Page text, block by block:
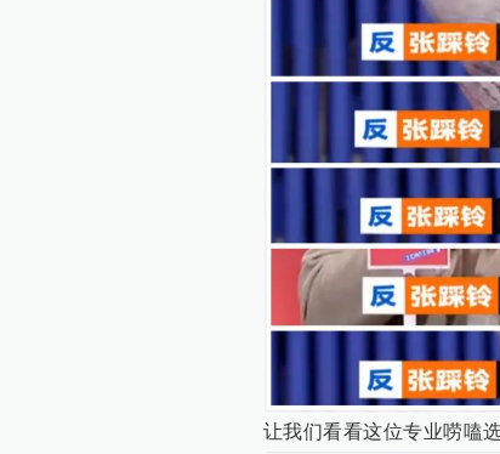
让我们看看这位专业唠嗑